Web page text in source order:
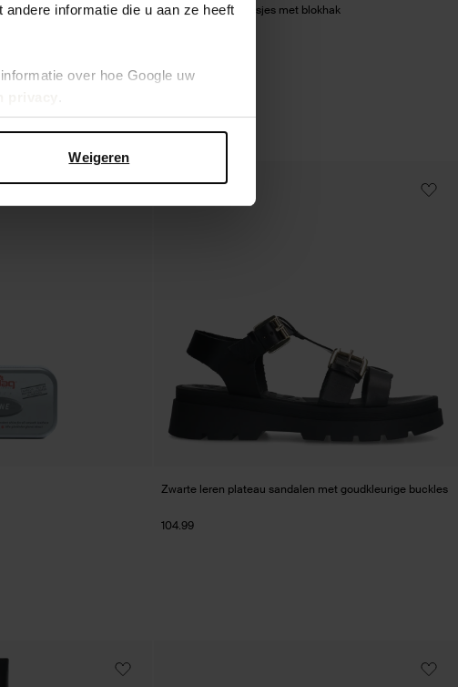
informatie die u aan ze heeft
over hoe Google uw
Weigeren
stiksels Off white enkellaarsjes met blokhak
Zwarte leren plateau sandalen met goudkleurige buckles
104.99